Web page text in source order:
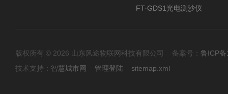
FT-GDS1光电测沙仪
版权所有 © 2026 山东风途物联网科技有限公司 备案号： 鲁ICP
技术支持： 智慧城市网 管理登陆 sitemap.xml